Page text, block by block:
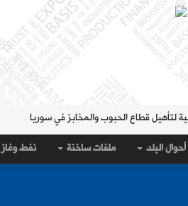
لتأهيل قطاع الحبوب والمخابز في سوريا
في "المنطقة الشرقية" حتى 20 آب
مساء الثلاثاء؟
أحوال البلد ملفات ساخنة نفط وغاز